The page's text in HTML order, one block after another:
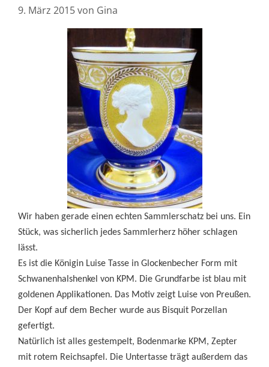
9. März 2015von Gina
Wir haben gerade einen echten Sammlerschatz bei uns. Ein
Stück, was sicherlich jedes Sammlerherz höher schlagen
lässt.
Es ist die Königin Luise Tasse in Glockenbecher Form mit
Schwanenhalshenkel von KPM. Die Grundfarbe ist blau mit
goldenen Applikationen. Das Motiv zeigt Luise von Preußen.
Der Kopf auf dem Becher wurde aus Bisquit Porzellan
gefertigt.
Natürlich ist alles gestempelt, Bodenmarke KPM, Zepter
mit rotem Reichsapfel. Die Untertasse trägt außerdem das